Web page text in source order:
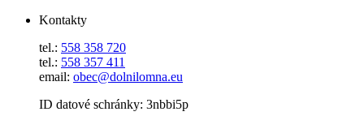
Kontakty
tel.: 558 358 720
tel.: 558 357 411
email: obec@dolnilomna.eu
ID datové schránky: 3nbbi5p